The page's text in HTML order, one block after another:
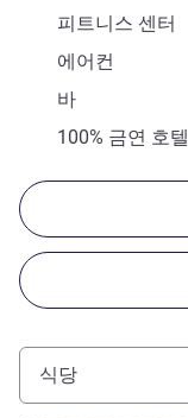
피트니스 센터
에어컨
바
100% 금연 호텔
식당